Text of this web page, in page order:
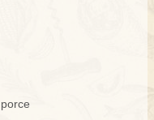
porce